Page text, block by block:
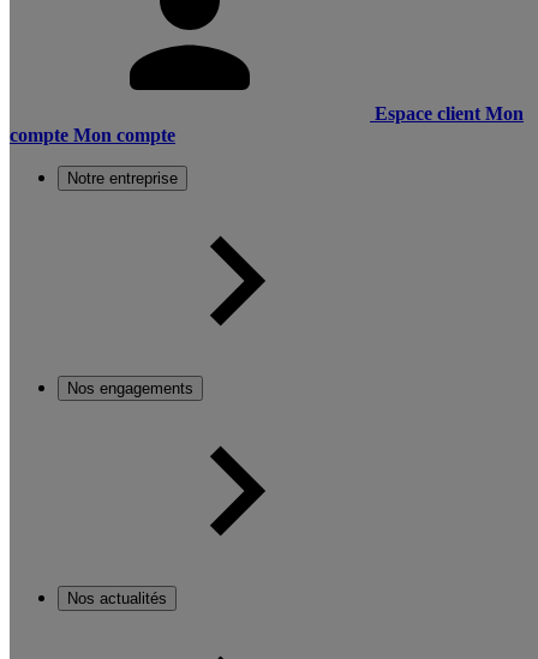
Espace client Mon
compte Mon compte
Notre entreprise
Nos engagements
Nos actualités